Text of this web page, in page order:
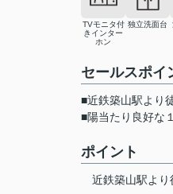
TVモニタ付
きインター
ホン
独立洗面台
セールスポイ
■近鉄築山駅より
■陽当たり良好な
ポイント
近鉄築山駅より